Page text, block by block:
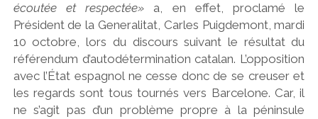
écoutée et respectée» a, en effet, proclamé le
Président de la Generalitat, Carles Puigdemont, mardi
10 octobre, lors du discours suivant le résultat du
référendum d’autodétermination catalan. L’opposition
avec l’État espagnol ne cesse donc de se creuser et
les regards sont tous tournés vers Barcelone. Car, il
ne s’agit pas d’un problème propre à la péninsule